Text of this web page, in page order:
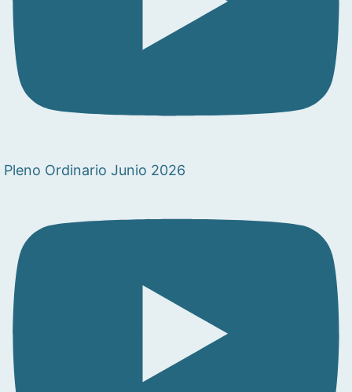
Pleno Ordinario Junio 2026